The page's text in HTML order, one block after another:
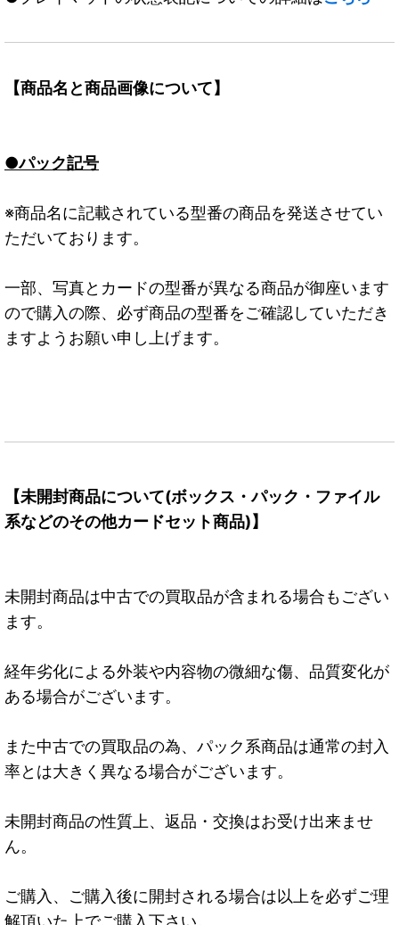
【商品名と商品画像について】
●パック記号
※商品名に記載されている型番の商品を発送させてい
ただいております。
一部、写真とカードの型番が異なる商品が御座います
ので購入の際、必ず商品の型番をご確認していただき
ますようお願い申し上げます。
【未開封商品について(ボックス・パック・ファイル
系などのその他カードセット商品)】
未開封商品は中古での買取品が含まれる場合もござい
ます。
経年劣化による外装や内容物の微細な傷、品質変化が
ある場合がございます。
また中古での買取品の為、パック系商品は通常の封入
率とは大きく異なる場合がございます。
未開封商品の性質上、返品・交換はお受け出来ませ
ん。
ご購入、ご購入後に開封される場合は以上を必ずご理
解頂いた上でご購入下さい。